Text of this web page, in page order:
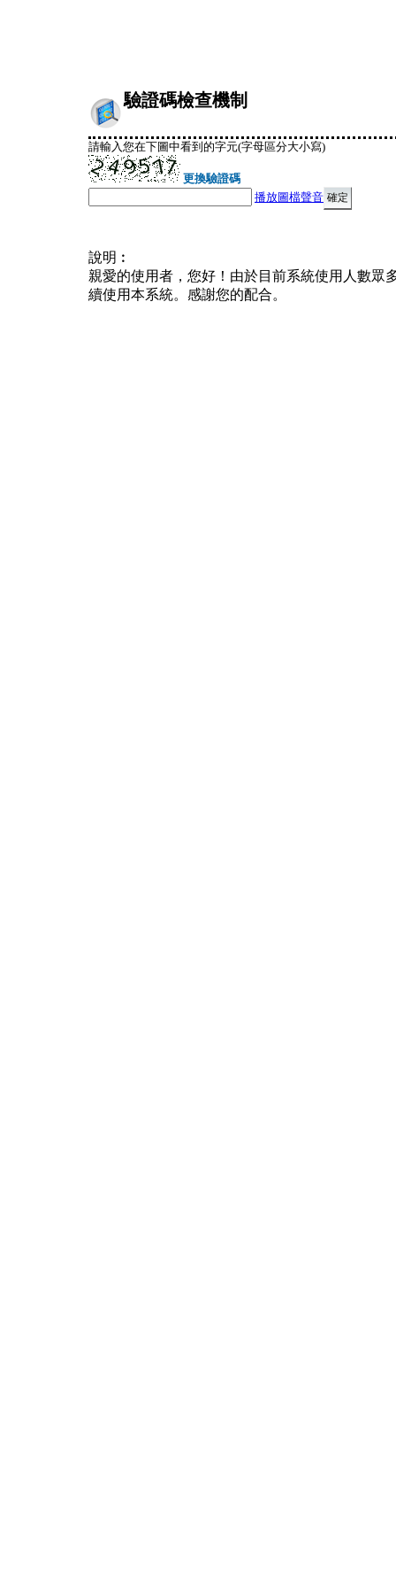
驗證碼檢查機制
請輸入您在下圖中看到的字元(字母區分大小寫)
更換驗證碼
播放圖檔聲音
說明︰
親愛的使用者，您好！由於目前系統使用人數眾
續使用本系統。感謝您的配合。